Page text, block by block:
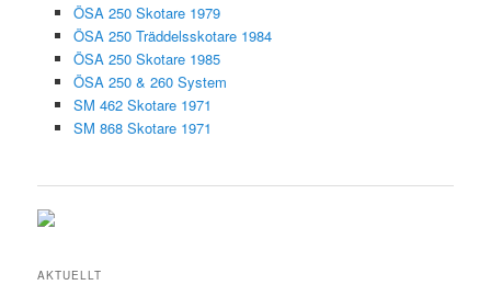
ÖSA 250 Skotare 1979
ÖSA 250 Träddelsskotare 1984
ÖSA 250 Skotare 1985
ÖSA 250 & 260 System
SM 462 Skotare 1971
SM 868 Skotare 1971
AKTUELLT